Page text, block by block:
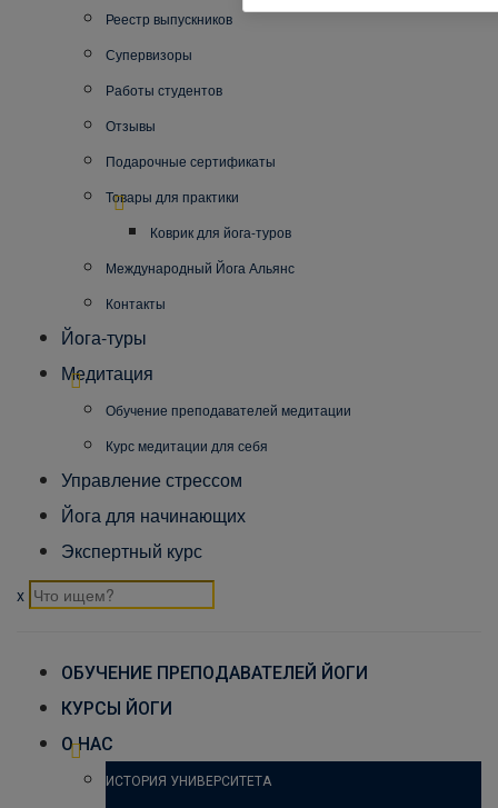
Реестр выпускников
Супервизоры
Работы студентов
Отзывы
Подарочные сертификаты
Товары для практики
Коврик для йога-туров
Международный Йога Альянс
Контакты
Йога-туры
Медитация
Обучение преподавателей медитации
Курс медитации для себя
Управление стрессом
Йога для начинающих
Экспертный курс
x
ОБУЧЕНИЕ ПРЕПОДАВАТЕЛЕЙ ЙОГИ
КУРСЫ ЙОГИ
О НАС
ИСТОРИЯ УНИВЕРСИТЕТА